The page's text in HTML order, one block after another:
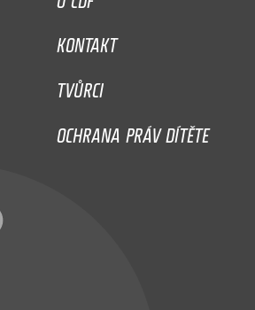
KONTAKT
TVŮRCI
OCHRANA PRÁV DÍTĚTE